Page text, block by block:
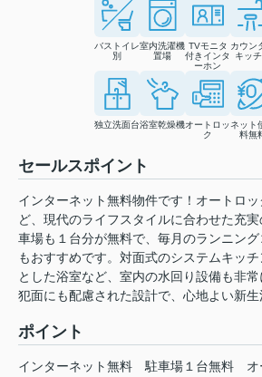
バストイレ
別
室内洗濯機
置場
TVモニタ
付きインタ
ーホン
カウン
キッ
独立洗面台浴室乾燥機オートロッ
ク
ネット
料無
セールスポイント
インターネット無料物件です！オートロ
ど、現代のライフスタイルに合わせた充
車場も１台分が無料で、毎月のランニン
もおすすめです。対面式のシステムキッ
とした浴室など、室内の水回り設備も非
犯面にも配慮された設計で、心地よい新
ポイント
インターネット無料 駐車場１台無料